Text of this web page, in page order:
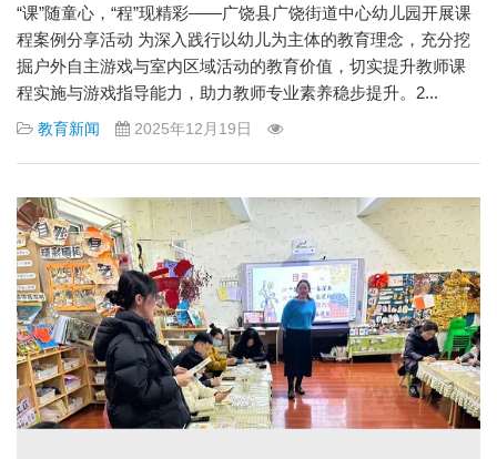
“课”随童心，“程”现精彩——广饶县广饶街道中心幼儿园开展课
程案例分享活动 为深入践行以幼儿为主体的教育理念，充分挖
掘户外自主游戏与室内区域活动的教育价值，切实提升教师课
程实施与游戏指导能力，助力教师专业素养稳步提升。2...
教育新闻 2025年12月19日